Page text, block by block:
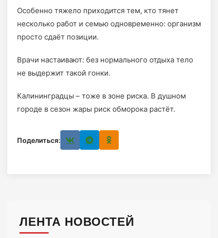
Особенно тяжело приходится тем, кто тянет
несколько работ и семью одновременно: организм
просто сдаёт позиции.
Врачи настаивают: без нормального отдыха тело
не выдержит такой гонки.
Калининградцы – тоже в зоне риска. В душном
городе в сезон жары риск обморока растёт.
Поделиться:
ЛЕНТА НОВОСТЕЙ